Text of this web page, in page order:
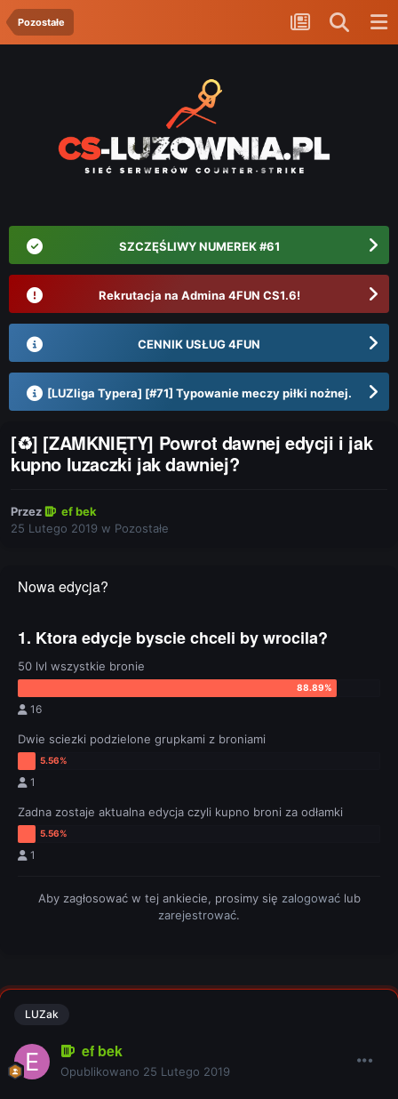
Pozostałe
SZCZĘŚLIWY NUMEREK #61
Rekrutacja na Admina 4FUN CS1.6!
CENNIK USŁUG 4FUN
[LUZliga Typera] [#71] Typowanie meczy piłki nożnej.
[♻] [ZAMKNIĘTY] Powrot dawnej edycji i jak
kupno luzaczki jak dawniej?
Przez
ef bek
25 Lutego 2019 w Pozostałe
Nowa edycja?
1. Ktora edycje byscie chceli by wrocila?
50 lvl wszystkie bronie
16
Dwie sciezki podzielone grupkami z broniami
1
Zadna zostaje aktualna edycja czyli kupno broni za odłamki
1
Aby zagłosować w tej ankiecie, prosimy się zalogowaćlub
zarejestrować.
LUZak
ef bek
Opublikowano 25 Lutego 2019